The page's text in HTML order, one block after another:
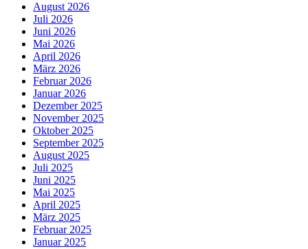
August 2026
Juli 2026
Juni 2026
Mai 2026
April 2026
März 2026
Februar 2026
Januar 2026
Dezember 2025
November 2025
Oktober 2025
September 2025
August 2025
Juli 2025
Juni 2025
Mai 2025
April 2025
März 2025
Februar 2025
Januar 2025